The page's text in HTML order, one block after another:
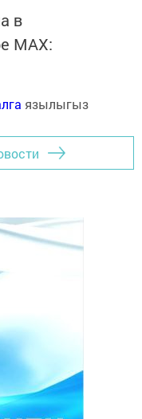
в
MАХ:
язылыгыз